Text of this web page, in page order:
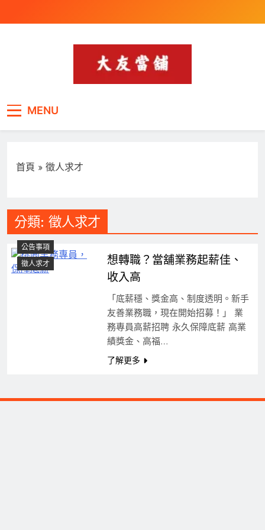
to
辦汽車借款,機車借
電借款,遊樂器借款
MENU
首頁 » 徵人求才
分類: 徵人求才
公告事項
徵人求才
想轉職？當舖業務起薪佳、
收入高
「底薪穩、獎金高、制度透明。新手
友善業務職，現在開始招募！」 業
務專員高薪招聘 永久保障底薪 高業
績獎金、高福…
了解更多